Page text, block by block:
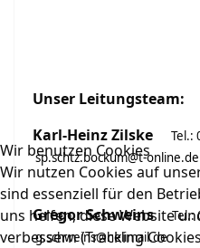
Unser Leitungsteam:
Karl-Heinz Zilske
Tel.:
sp.schtz.bockum@t-online.de
Gregor Schweins
g.schweins@helimail.de
Wir benutzen Cookies
Wir nutzen Cookies auf
sind essenziell für den
uns helfen, diese Website
verbessern (Tracking